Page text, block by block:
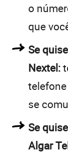
o
que
Se
Nextel:
se
Se
Algar